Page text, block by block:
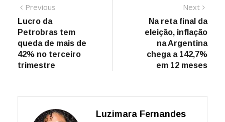
Navegação
de
Post
Previous
Lucro da
Petrobras tem
queda de mais de
42% no terceiro
trimestre
Next
post:
Na reta final da
eleição, inflação
na Argentina
chega a 142,7%
em 12 meses
Luzimara Fernandes